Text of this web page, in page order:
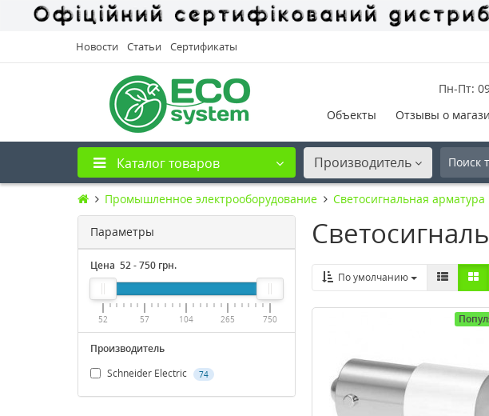
Новости Статьи Сертификаты
Пн-Пт:
Объекты
Отзывы о
Каталог товаров Производитель
Промышленное электрооборудование Светосигнальная арматура
Параметры
Цена 52-750 грн.
52 57 104 265 750
Производитель
Schneider Electric
74
По умолчанию